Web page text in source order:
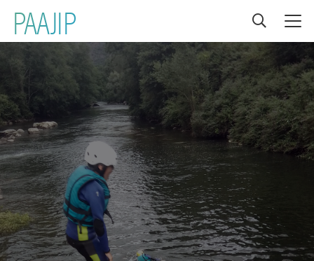
PAAJIP